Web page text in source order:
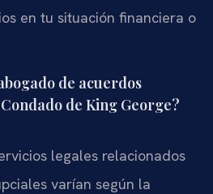
en tu situación financiera o
de acuerdos
de King George?
legales relacionados
varían según la